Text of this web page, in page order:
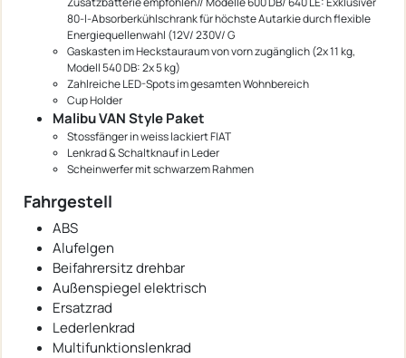
80-l-Absorberkühlschrank für höchste Autarkie durch flexible
Energiequellenwahl (12V/ 230V/ G
Gaskasten im Heckstauraum von vorn zugänglich (2x 11 kg,
Modell 540 DB: 2x 5 kg)
Zahlreiche LED-Spots im gesamten Wohnbereich
Cup Holder
Malibu VAN Style Paket
Stossfänger in weiss lackiert FIAT
Lenkrad & Schaltknauf in Leder
Scheinwerfer mit schwarzem Rahmen
Fahrgestell
ABS
Alufelgen
Beifahrersitz drehbar
Außenspiegel elektrisch
Ersatzrad
Lederlenkrad
Multifunktionslenkrad